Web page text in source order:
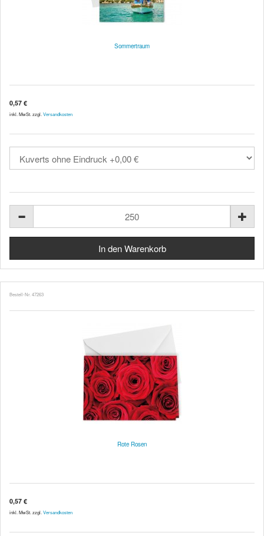
Sommertraum
0,57 €
inkl. MwSt. zzgl. Versandkosten
Bestell-Nr. 47263
Rote Rosen
0,57 €
inkl. MwSt. zzgl. Versandkosten